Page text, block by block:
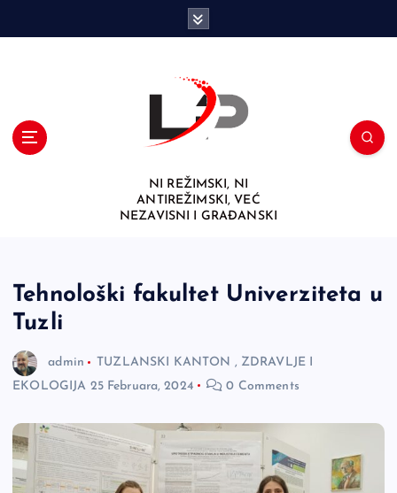
NI REŽIMSKI, NI
ANTIREŽIMSKI, VEĆ
NEZAVISNI I GRAĐANSKI
Tehnološki fakultet Univerziteta u
Tuzli
admin TUZLANSKI KANTON , ZDRAVLJE I
EKOLOGIJA 25 Februara, 2024 0 Comments